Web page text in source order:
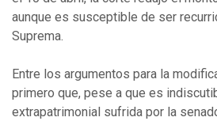
aunque es susceptible de ser
Suprema.
Entre los argumentos para la
primero que, pese a que es
extrapatrimonial sufrida por la